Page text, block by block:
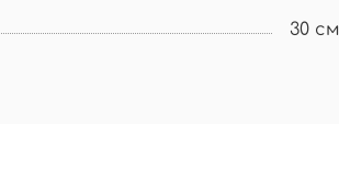
30 см